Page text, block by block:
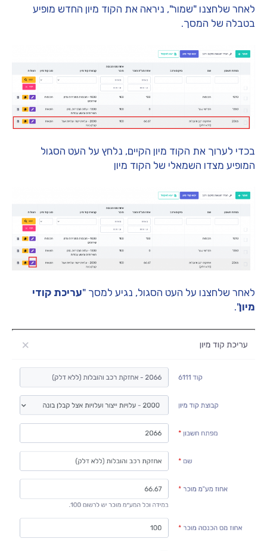
לאחר שלחצנו "שמור", ניראה את הקוד מיון החדש מופיע
בטבלה של המסך.
בכדי לערוך את הקוד מיון הקיים, נלחץ על העט הסגול
המופיע מצדו השמאלי של הקוד מיון
לאחר שלחצנו על העט הסגול, נגיע למסך "עריכת קודי
מיון".